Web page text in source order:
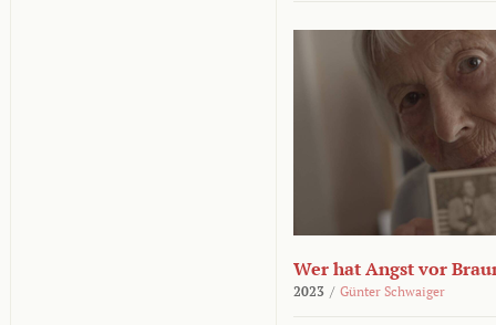
Wer hat Angst vor
2023 / Günter Schwaiger